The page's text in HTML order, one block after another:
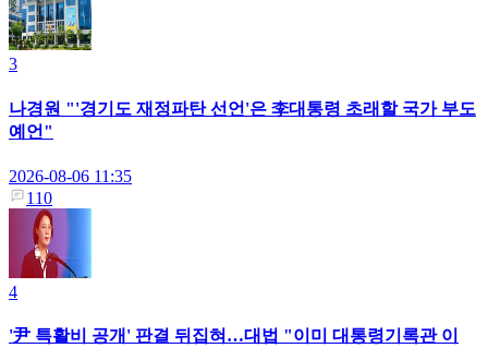
3
나경원 "'경기도 재정파탄 선언'은 李대통령 초래할 국가 부도
예언"
2026-08-06 11:35
110
4
'尹 특활비 공개' 판결 뒤집혀…대법 "이미 대통령기록관 이